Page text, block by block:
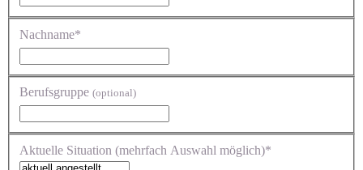
Nachname*
Berufsgruppe (optional)
Aktuelle Situation (mehrfach Auswahl möglich)*